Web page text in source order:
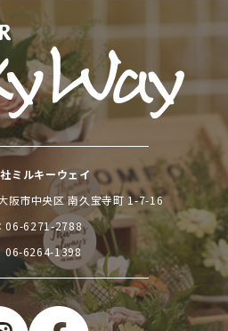
ミルキーウェイ
阪市中央区 南久宝寺町 1-7-16
06-6271-2788
06-6264-1398